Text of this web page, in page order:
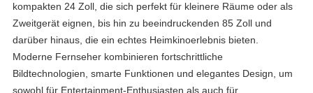
kompakten 24 Zoll, die sich perfekt für kleinere Räume oder als
Zweitgerät eignen, bis hin zu beeindruckenden 85 Zoll und
darüber hinaus, die ein echtes Heimkinoerlebnis bieten.
Moderne Fernseher kombinieren fortschrittliche
Bildtechnologien, smarte Funktionen und elegantes Design, um
sowohl für Entertainment-Enthusiasten als auch für